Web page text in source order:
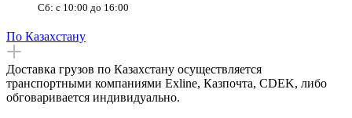
Сб: с 10:00 до 16:00
По Казахстану
Доставка грузов по Казахстану осуществляется
транспортными компаниями Exline, Казпочта, CDEK, либо
обговаривается индивидуально.